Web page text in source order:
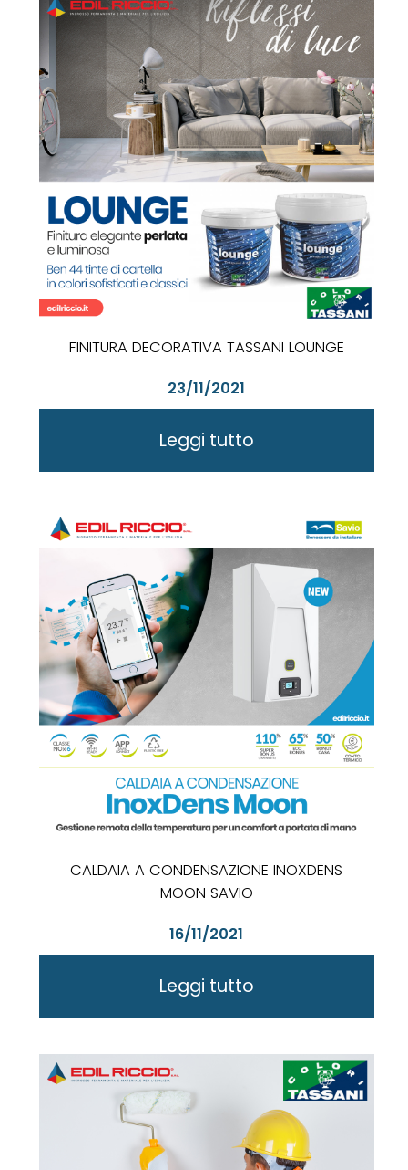
FINITURA DECORATIVA TASSANI LOUNGE
23/11/2021
Leggi tutto
CALDAIA A CONDENSAZIONE INOXDENS
MOON SAVIO
16/11/2021
Leggi tutto